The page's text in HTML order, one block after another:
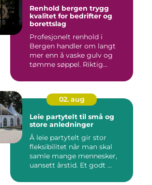
Renhold bergen trygg
kvalitet for bedrifter og
borettslag
Profesjonelt renhold i
Bergen handler om langt
mer enn å vaske gulv og
tømme søppel. Riktig
02. aug
Leie partytelt til små og
store anledninger
Å leie partytelt gir stor
fleksibilitet når man skal
samle mange mennesker,
uansett årstid. Et godt ...